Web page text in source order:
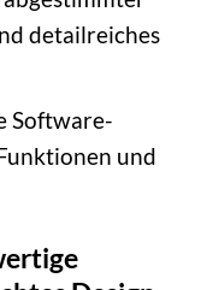
detailreiches
Software-
und